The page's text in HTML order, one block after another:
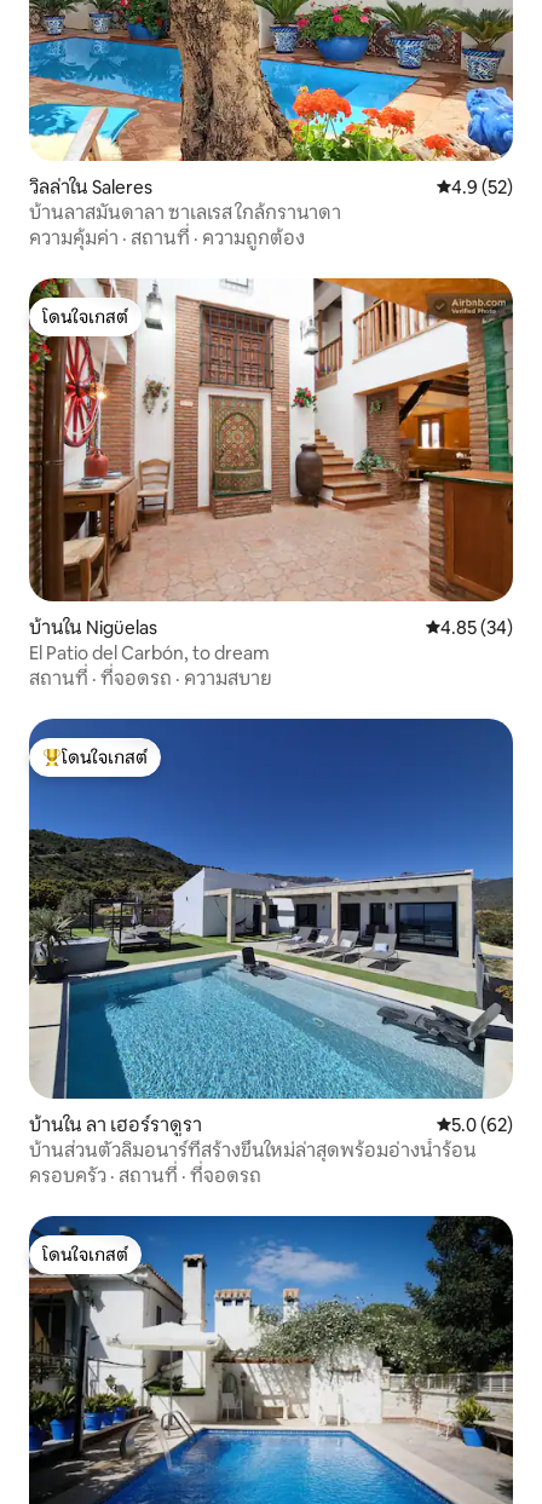
วิลล่าใน Saleres คะแนนเฉลี่ย
4.9 (52)
บ้านลาสมันดาลา ซาเลเรส ใกล้กรานาดา
ความคุ้มค่า · สถานที่ · ความถูกต้อง
โดนใจเกสต์
โดนใจเกสต์
บ้านใน Nigüelas คะแนนเฉลี่ย
4.85 (34)
El Patio del Carbón, to dream
สถานที่ · ที่จอดรถ · ความสบาย
โดนใจเกสต์ที่สุด
โดนใจเกสต์
บ้านใน ลา เฮอร์ราดูรา คะแนนเฉลี่ย
5.0 (62)
บ้านส่วนตัวลิมอนาร์ที่สร้างขึ้นใหม่ล่าสุดพร้อมอ่างน้ำร้อน
ครอบครัว · สถานที่ · ที่จอดรถ
โดนใจเกสต์
โดนใจเกสต์